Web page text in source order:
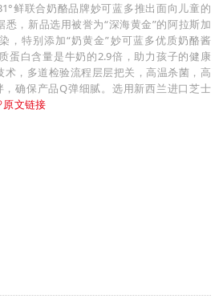
鲜联合奶酪品牌妙可蓝多推出面向儿童的
，新品选用被誉为“深海黄金”的阿拉斯加
，特别添加“奶黄金”妙可蓝多优质奶酪酱
蛋白含量是牛奶的2.9倍，助力孩子的健康
术，多道检验流程层层把关，高温杀菌，高
确保产品Q弹细腻。选用新西兰进口芝士
原文链接